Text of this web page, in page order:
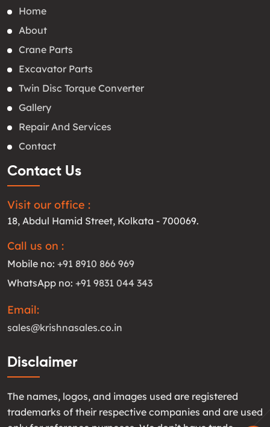
Home
About
Crane Parts
Excavator Parts
Twin Disc Torque Converter
Gallery
Repair And Services
Contact
Contact Us
Visit our office :
18, Abdul Hamid Street, Kolkata - 700069.
Call us on :
Mobile no: +91 8910 866 969
WhatsApp no: +91 9831 044 343
Email:
sales@krishnasales.co.in
Disclaimer
The names, logos, and images used are registered
trademarks of their respective companies and are used